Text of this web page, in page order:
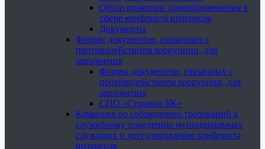
Обзор практики правоприменения в
сфере конфликта интересов
Документы
Формы документов, связанных с
противодействием коррупции, для
заполнения
Формы документов, связанных с
противодействием коррупции, для
заполнения
СПО «Справки БК»
Комиссия по соблюдению требований к
служебному поведению муниципальных
служащих и урегулированию конфликта
интересов